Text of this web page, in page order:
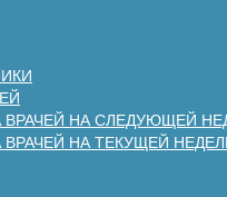
ВРАЧЕЙ НА СЛЕДУЮЩЕЙ
НА ТЕКУЩЕЙ